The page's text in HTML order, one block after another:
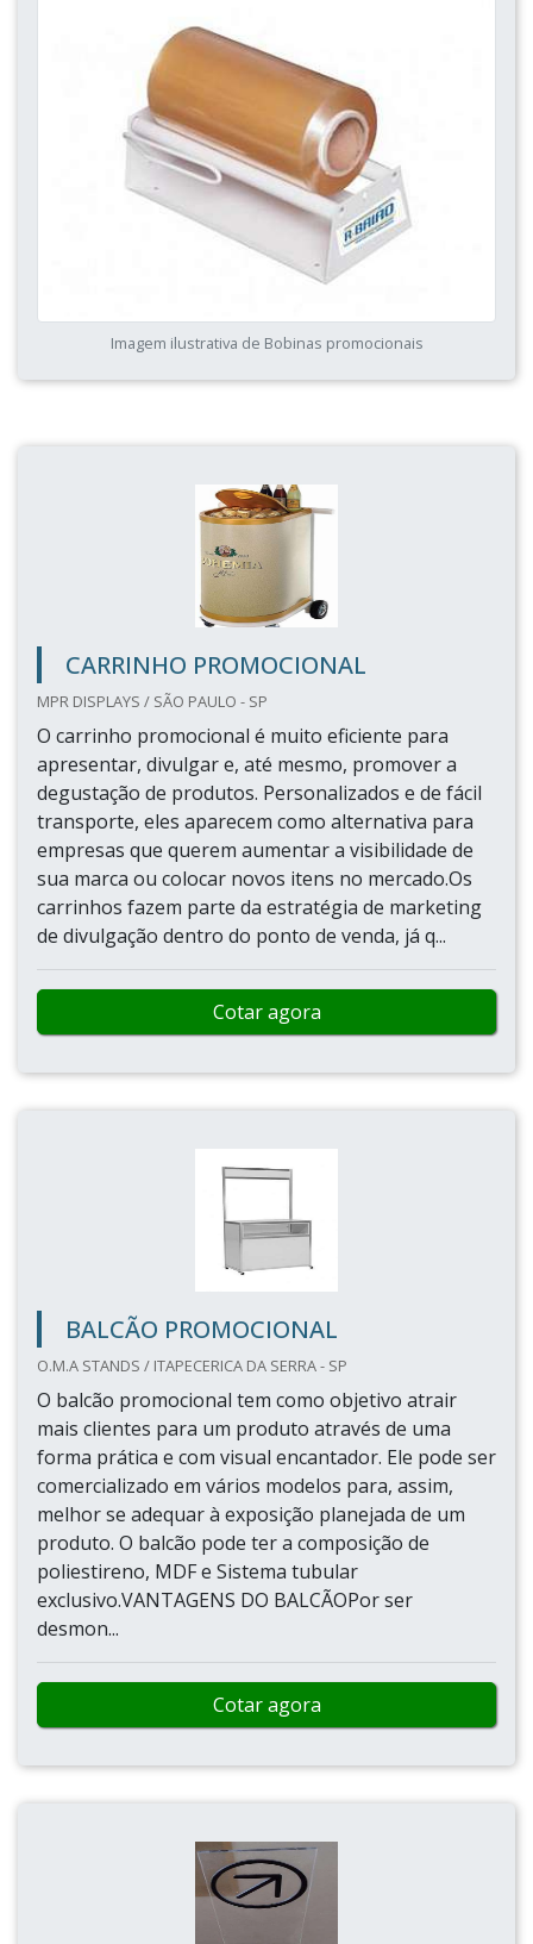
Imagem ilustrativa de Bobinas promocionais
CARRINHO PROMOCIONAL
MPR DISPLAYS / SÃO PAULO - SP
O carrinho promocional é muito eficiente para
apresentar, divulgar e, até mesmo, promover a
degustação de produtos. Personalizados e de fácil
transporte, eles aparecem como alternativa para
empresas que querem aumentar a visibilidade de
sua marca ou colocar novos itens no mercado.Os
carrinhos fazem parte da estratégia de marketing
de divulgação dentro do ponto de venda, já q...
Cotar agora
BALCÃO PROMOCIONAL
O.M.A STANDS / ITAPECERICA DA SERRA - SP
O balcão promocional tem como objetivo atrair
mais clientes para um produto através de uma
forma prática e com visual encantador. Ele pode ser
comercializado em vários modelos para, assim,
melhor se adequar à exposição planejada de um
produto. O balcão pode ter a composição de
poliestireno, MDF e Sistema tubular
exclusivo.VANTAGENS DO BALCÃOPor ser
desmon...
Cotar agora